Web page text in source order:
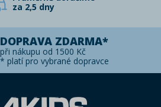
za 2,5 dny
DOPRAVA ZDARMA*
při nákupu od 1500 Kč
* platí pro vybrané dopravce